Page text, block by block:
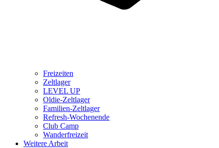
Freizeiten
Zeltlager
LEVEL UP
Oldie-Zeltlager
Familien-Zeltlager
Refresh-Wochenende
Club Camp
Wanderfreizeit
Weitere Arbeit